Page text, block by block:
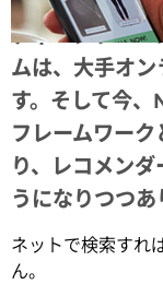
ディープラーニ
ムは、大手オ
す。 そして今
フレームワー
り、レコメン
うになりつつあ
ネットで検索すれ
ん。